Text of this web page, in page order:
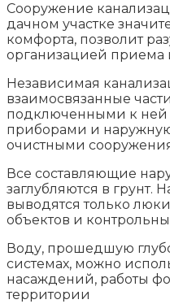
Сооружение
дачном участке
комфорта, позволит
организацией приема
Независимая
взаимосвязанные
подключенными к ней
приборами и
очистными
Все составляющие
заглубляются в грунт.
выводятся только
объектов и
Воду, прошедшую
системах, можно
насаждений, работы
территории